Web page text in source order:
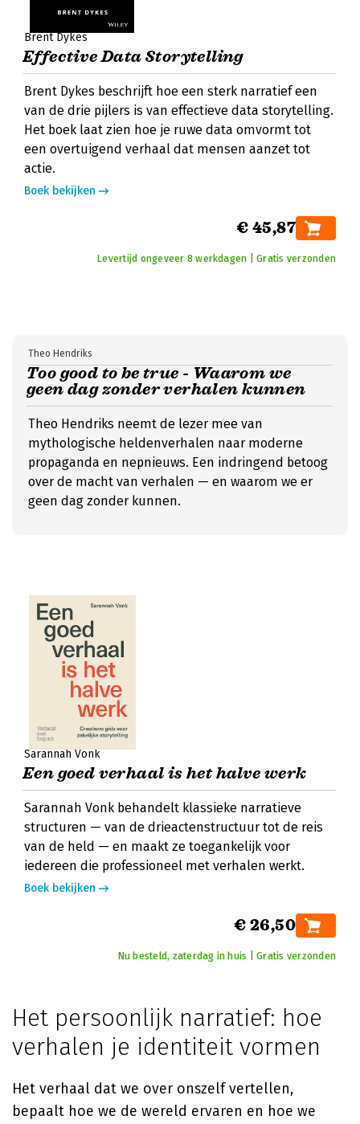
Brent Dykes
Effective Data Storytelling
Brent Dykes beschrijft hoe een sterk narratief een
van de drie pijlers is van effectieve data storytelling.
Het boek laat zien hoe je ruwe data omvormt tot
een overtuigend verhaal dat mensen aanzet tot
actie.
Boek bekijken
€ 45,87
Levertijd ongeveer 8 werkdagen | Gratis verzonden
Too good to be true - Waarom we
geen dag zonder verhalen kunnen
Theo Hendriks
Theo Hendriks neemt de lezer mee van
mythologische heldenverhalen naar moderne
propaganda en nepnieuws. Een indringend betoog
over de macht van verhalen — en waarom we er
geen dag zonder kunnen.
Sarannah Vonk
Een goed verhaal is het halve werk
Sarannah Vonk behandelt klassieke narratieve
structuren — van de drieactenstructuur tot de reis
van de held — en maakt ze toegankelijk voor
iedereen die professioneel met verhalen werkt.
Boek bekijken
€ 26,50
Nu besteld, zaterdag in huis | Gratis verzonden
Het persoonlijk narratief: hoe
verhalen je identiteit vormen
Het verhaal dat we over onszelf vertellen,
bepaalt hoe we de wereld ervaren en hoe we